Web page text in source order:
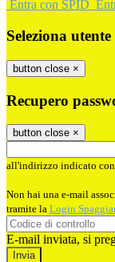
Entra con SPID
Seleziona utente
button close ×
Recupero
button close ×
all'indirizzo indicato
Non hai una e-mail
tramite la Login
E-mail inviata, si